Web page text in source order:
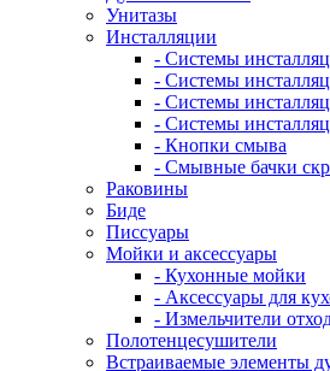
Унитазы
Инсталляции
- Системы
- Системы
- Системы
- Системы
- Кнопки смыва
- Смывные бачки
Раковины
Биде
Писсуары
Мойки и аксессуары
- Кухонные мойки
- Аксессуары для
- Измельчители
Полотенцесушители
Встраиваемые элементы